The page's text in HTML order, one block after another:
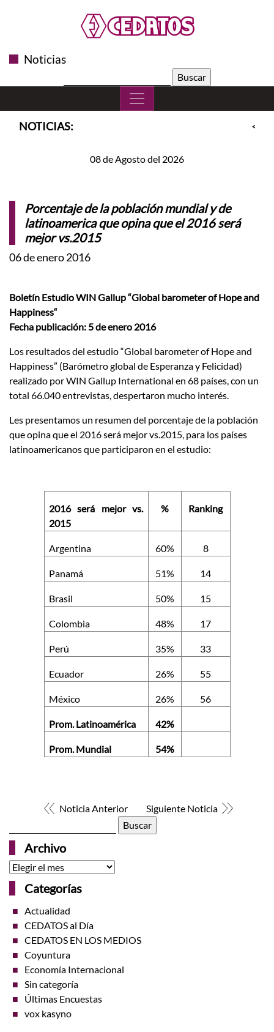
Noticias
NOTICIAS: <<
08 de Agosto del 2026
Porcentaje de la población mundial y de
latinoamerica que opina que el 2016 será
mejor vs.2015
06 de enero 2016
Boletín Estudio WIN Gallup “Global barometer of Hope and
Happiness“
Fecha publicación: 5 de enero 2016
Los resultados del estudio “Global barometer of Hope and
Happiness” (Barómetro global de Esperanza y Felicidad)
realizado por WIN Gallup International en 68 países, con un
total 66.040 entrevistas, despertaron mucho interés.
Les presentamos un resumen del porcentaje de la población
que opina que el 2016 será mejor vs.2015, para los países
latinoamericanos que participaron en el estudio:
2016 será mejor vs.
2015
% Ranking
Argentina 60% 8
Panamá 51% 14
Brasil 50% 15
Colombia 48% 17
Perú 35% 33
Ecuador 26% 55
México 26% 56
Prom. Latinoamérica 42%
Prom. Mundial 54%
Noticia Anterior
Siguiente Noticia
Archivo
Archivo
Categorías
Actualidad
CEDATOS al Día
CEDATOS EN LOS MEDIOS
Coyuntura
Economía Internacional
Sin categoría
Últimas Encuestas
vox kasyno